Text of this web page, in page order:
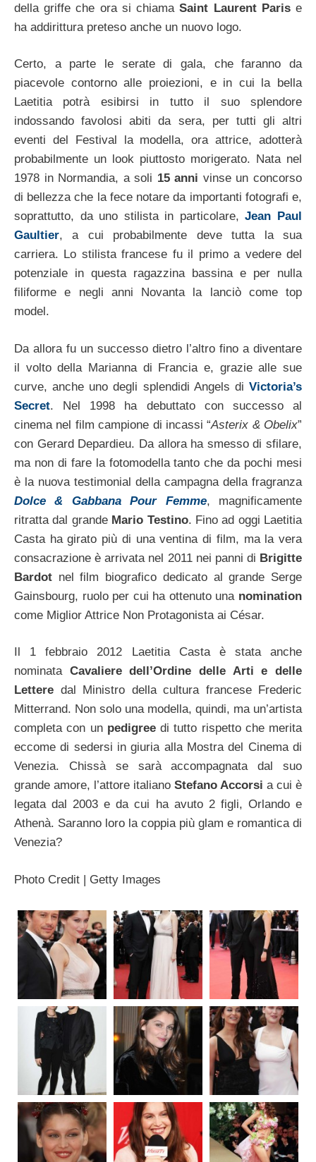
della griffe che ora si chiamaSaint Laurent Parise
ha addirittura preteso anche un nuovo logo.
Certo, a parte le serate di gala, che faranno da
piacevole contorno alle proiezioni, e in cui la bella
Laetitia potrà esibirsi in tutto il suo splendore
indossando favolosi abiti da sera, per tutti gli altri
eventi del Festival la modella, ora attrice, adotterà
probabilmente un look piuttosto morigerato. Nata nel
1978 in Normandia, a soli 15 anni vinse un concorso
di bellezza che la fece notare da importanti fotografi e,
soprattutto, da uno stilista in particolare,Jean Paul
Gaultier, a cui probabilmente deve tutta la sua
carriera. Lo stilista francese fu il primo a vedere del
potenziale in questa ragazzina bassina e per nulla
filiforme e negli anni Novanta la lanciò come top
model.
Da allora fu un successo dietro l’altro fino a diventare
il volto della Marianna di Francia e, grazie alle sue
curve, anche uno degli splendidi Angels di Victoria’s
Secret. Nel 1998 ha debuttato con successo al
cinema nel film campione di incassi “Asterix & Obelix”
con Gerard Depardieu. Da allora ha smesso di sfilare,
ma non di fare la fotomodella tanto che da pochi mesi
è la nuova testimonial della campagna della fragranza
Dolce & Gabbana Pour Femme, magnificamente
ritratta dal grande Mario Testino. Fino ad oggi Laetitia
Casta ha girato più di una ventina di film, ma la vera
consacrazione è arrivata nel 2011 nei panni di Brigitte
Bardot nel film biografico dedicato al grande Serge
Gainsbourg, ruolo per cui ha ottenuto una nomination
come Miglior Attrice Non Protagonista ai César.
Il 1 febbraio 2012 Laetitia Casta è stata anche
nominata Cavaliere dell’Ordine delle Arti e delle
Lettere dal Ministro della cultura francese Frederic
Mitterrand. Non solo una modella, quindi, ma un’artista
completa con un pedigreedi tutto rispetto che merita
eccome di sedersi in giuria alla Mostra del Cinema di
Venezia. Chissà se sarà accompagnata dal suo
grande amore, l’attore italiano Stefano Accorsi a cui è
legata dal 2003 e da cui ha avuto 2 figli, Orlando e
Athenà. Saranno loro la coppia più glam e romantica di
Venezia?
Photo Credit | Getty Images